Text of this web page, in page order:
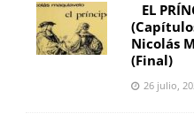
EL
Nicolás
(Final)
26 julio,